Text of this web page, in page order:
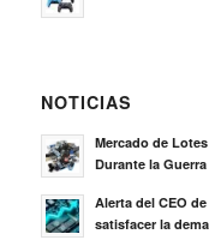
NOTICIAS
Mercado de
Durante la
Alerta del CEO
satisfacer la